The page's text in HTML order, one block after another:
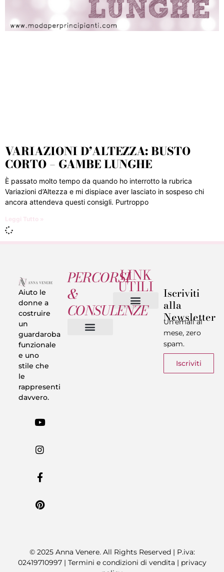
VARIAZIONI D’ALTEZZA: BUSTO
CORTO – GAMBE LUNGHE
È passato molto tempo da quando ho interrotto la rubrica
Variazioni d’Altezza e mi dispiace aver lasciato in sospeso chi
ancora attendeva questi consigli. Purtroppo
Leggi Tutto »
Aiuto le
donne a
costruire
un
guardaroba
funzionale
e uno
stile che
le
rappresenti
davvero.
PERCORSI
&
CONSULENZE
LINK
UTILI Iscriviti
alla
Newsletter
Un’email al
mese, zero
spam.
Iscriviti
© 2025 Anna Venere. All Rights Reserved | P.iva:
02419710997 | Termini e condizioni di vendita | privacy